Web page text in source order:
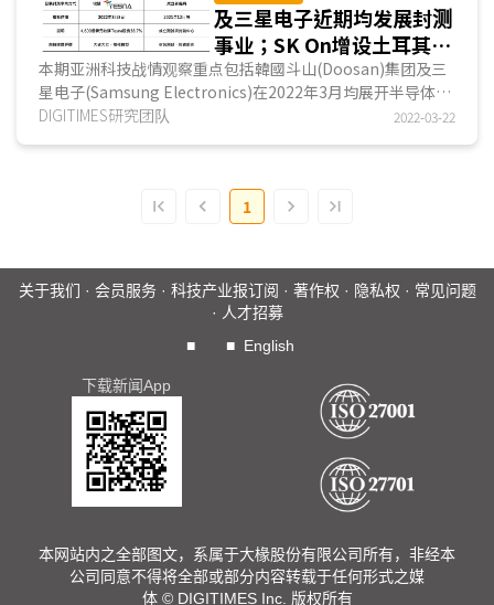
及三星电子近期均发展封测
事业；SK On增设土耳其厂
力拼2025年全球产能达
220GWh；日本马达厂
Mabuchi Motor抢进EV市
场
本期亚洲科技战情观察重点包括韓國斗山(Doosan)集团及三
星电子(Samsung Electronics)在2022年3月均展开半导体封
测新布局；SK On持续在亚、美、欧洲扩产，并与车厂...
DIGITIMES研究团队 2022-03-22
1
关于我们 · 会员服务· 科技产业报订阅 · 著作权 · 隐私权 · 常见问题
· 人才招募
■
■ English
下载新闻App
本网站内之全部图文，系属于大椽股份有限公司所有，非经本
公司同意不得将全部或部分内容转载于任何形式之媒
体 © DIGITIMES Inc. 版权所有